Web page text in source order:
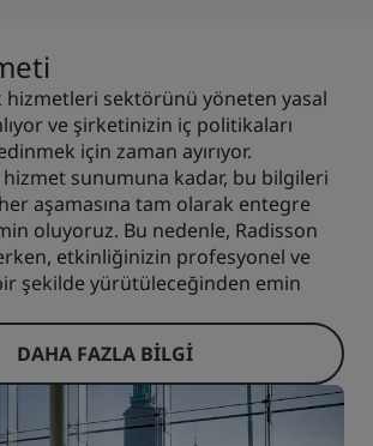
hizmetleri sektörünü yöneten yasal
ve şirketinizin iç politikaları
için zaman ayırıyor.
sunumuna kadar, bu bilgileri
aşamasına tam olarak entegre
oluyoruz. Bu nedenle, Radisson
etkinliğinizin profesyonel ve
şekilde yürütüleceğinden emin
DAHA FAZLA BILGI